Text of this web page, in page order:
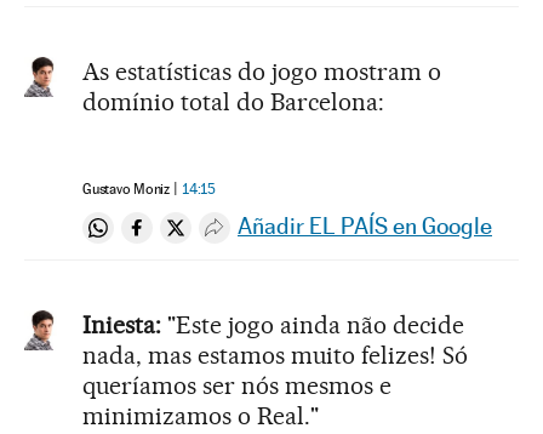
As estatísticas do jogo mostram o
domínio total do Barcelona:
Gustavo Moniz 14:15
Compartir en Whatsapp
Compartir en Facebook
Compartir en Twitter
Desplegar Redes Sociales
Añadir EL PAÍS en Google
Iniesta: "Este jogo ainda não decide
nada, mas estamos muito felizes! Só
queríamos ser nós mesmos e
minimizamos o Real."